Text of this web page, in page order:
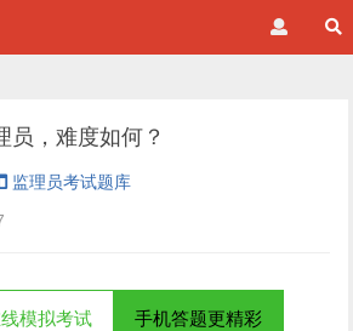
员，难度如何？
监理员考试题库
模拟考试 手机答题更精彩